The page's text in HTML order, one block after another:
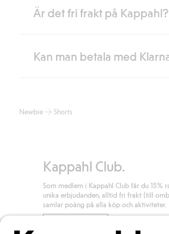
Är det fri frakt på Kappahl?
Är du medlem i Kappahl Club har
Läs mer
Kan man betala med
klicka på "Slutför köp" godkänner du
Newbie Shorts
Kappahl Club.
Som medlem i Kappahl Club får du 15%
unika erbjudanden, alltid fri frakt (till
samlar poäng på alla köp och aktiviteter.